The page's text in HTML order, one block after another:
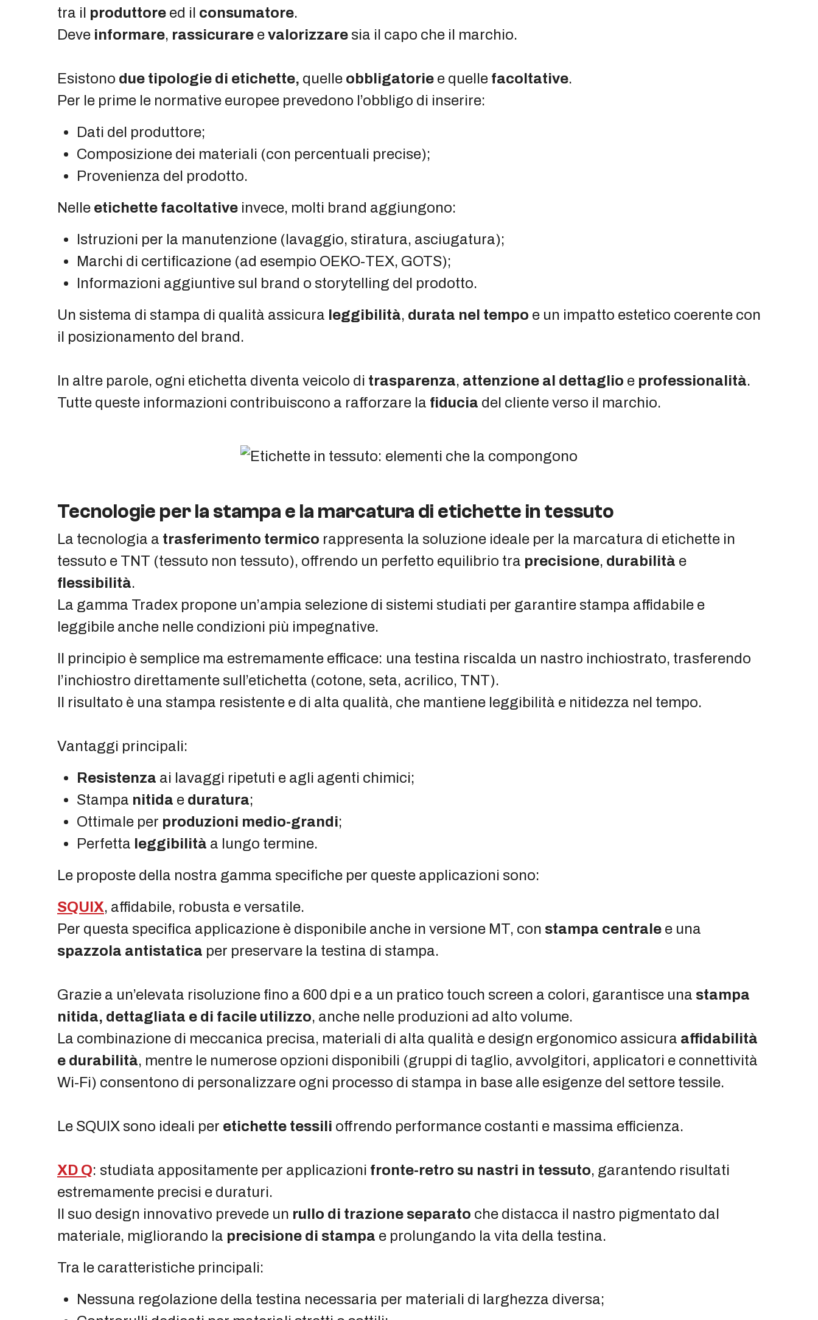
tra il produttore ed il consumatore.
Deve informare, rassicurare evalorizzare sia il capo che il marchio.
Esistono due tipologie di etichette, quelle obbligatorie e quelle facoltative.
Per le prime le normative europee prevedono l’obbligo di inserire:
Dati del produttore;
Composizione dei materiali (con percentuali precise);
Provenienza del prodotto.
Nelle etichette facoltative invece, molti brand aggiungono:
Istruzioni per la manutenzione (lavaggio, stiratura, asciugatura);
Marchi di certificazione (ad esempio OEKO-TEX, GOTS);
Informazioni aggiuntive sul brand o storytelling del prodotto.
Un sistema di stampa di qualità assicura leggibilità, durata nel tempo e un impatto estetico coerente con
il posizionamento del brand.
In altre parole, ogni etichetta diventa veicolo di trasparenza, attenzione al dettaglio e professionalità.
Tutte queste informazioni contribuiscono a rafforzare la fiducia del cliente verso il marchio.
Tecnologie per la stampa e la marcatura di etichette in tessuto
La tecnologia a trasferimento termico rappresenta la soluzione ideale per la marcatura di etichette in
tessuto e TNT (tessuto non tessuto), offrendo un perfetto equilibrio tra precisione, durabilità e
flessibilità.
La gamma Tradex propone un’ampia selezione di sistemi studiati per garantire stampa affidabile e
leggibile anche nelle condizioni più impegnative.
Il principio è semplice ma estremamente efficace: una testina riscalda un nastro inchiostrato, trasferendo
l’inchiostro direttamente sull’etichetta (cotone, seta, acrilico, TNT).
Il risultato è una stampa resistente e di alta qualità, che mantiene leggibilità e nitidezza nel tempo.
Vantaggi principali:
Resistenza ai lavaggi ripetuti e agli agenti chimici;
Stampa nitida e duratura;
Ottimale per produzioni medio-grandi;
Perfetta leggibilità a lungo termine.
Le proposte della nostra gamma specifiche per queste applicazioni sono:
SQUIX, affidabile, robusta e versatile.
Per questa specifica applicazione è disponibile anche in versione MT, con stampa centrale e una
spazzola antistatica per preservare la testina di stampa.
Grazie a un’elevata risoluzione fino a 600 dpi e a un pratico touch screen a colori, garantisce una stampa
nitida, dettagliata e di facile utilizzo, anche nelle produzioni ad alto volume.
La combinazione di meccanica precisa, materiali di alta qualità e design ergonomico assicura affidabilità
e durabilità, mentre le numerose opzioni disponibili (gruppi di taglio, avvolgitori, applicatori e connettività
Wi-Fi) consentono di personalizzare ogni processo di stampa in base alle esigenze del settore tessile.
Le SQUIX sono ideali per etichette tessili offrendo performance costanti e massima efficienza.
XD Q: studiata appositamente per applicazioni fronte-retro su nastri in tessuto, garantendo risultati
estremamente precisi e duraturi.
Il suo design innovativo prevede un rullo di trazione separato che distacca il nastro pigmentato dal
materiale, migliorando la precisione di stampa e prolungando la vita della testina.
Tra le caratteristiche principali:
Nessuna regolazione della testina necessaria per materiali di larghezza diversa;